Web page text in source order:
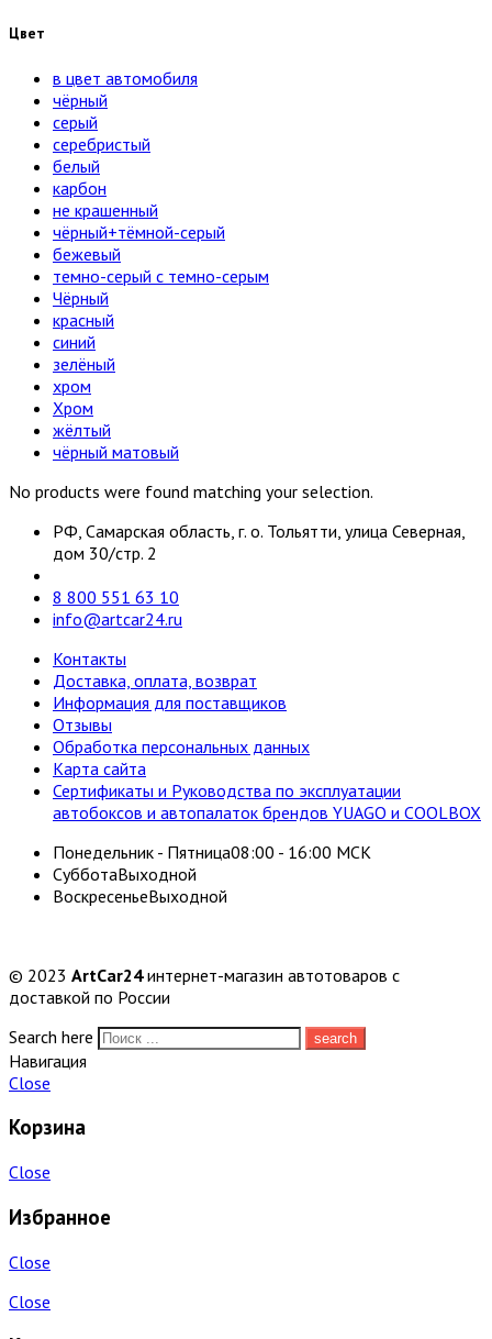
Цвет
в цвет автомобиля
чёрный
серый
серебристый
белый
карбон
нe кpaшeнный
чёрный+тёмной-серый
бежевый
темно-серый с темно-серым
Чёрный
красный
синий
зелёный
хром
Хром
жёлтый
чёрный матовый
No products were found matching your selection.
РФ, Самарская область, г. о. Тольятти, улица Северная,
дом 30/стр. 2
8 800 551 63 10
info@artcar24.ru
Контакты
Доставка, оплата, возврат
Информация для поставщиков
Отзывы
Обработка персональных данных
Карта сайта
Сертификаты и Руководства по эксплуатации
автобоксов и автопалаток брендов YUAGO и COOLBOX
Понедельник - Пятница08:00 - 16:00 МСК
СубботаВыходной
ВоскресеньеВыходной
© 2023 ArtCar24интернет-магазин автотоваров с
доставкой по России
Search here
Навигация
Close
Корзина
Close
Избранное
Close
Close